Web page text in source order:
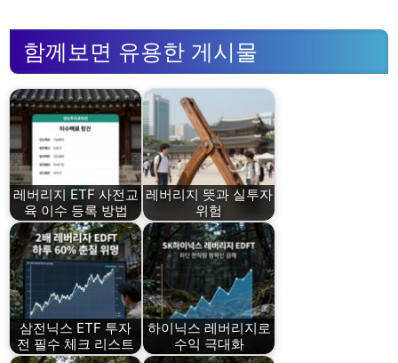
함께보면 유용한 게시물
레버리지 ETF 사전교
육 이수 등록 방법
레버리지 뜻과 실투자
위험
삼전닉스 ETF 투자
전 필수 체크 리스트
하이닉스 레버리지로
수익 극대화